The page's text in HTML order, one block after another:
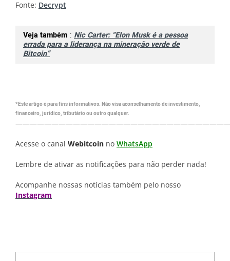
Fonte: Decrypt
Veja também : Nic Carter: “Elon Musk é a pessoa
errada para a liderança na mineração verde de
Bitcoin”
*Este artigo é para fins informativos. Não visa aconselhamento de investimento,
financeiro, jurídico, tributário ou outro qualquer.
Acesse o canal Webitcoin no WhatsApp
Lembre de ativar as notificações para não perder nada!
Acompanhe nossas notícias também pelo nosso
Instagram